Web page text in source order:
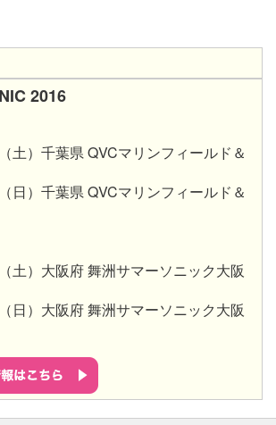
2016
土）千葉県 QVCマリンフィールド＆
日）千葉県 QVCマリンフィールド＆
土）大阪府 舞洲サマーソニック大阪
日）大阪府 舞洲サマーソニック大阪